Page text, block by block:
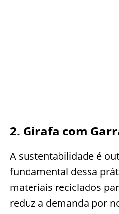
2. Girafa com
A sustentabilidade é
fundamental dessa
materiais reciclados
reduz a demanda por